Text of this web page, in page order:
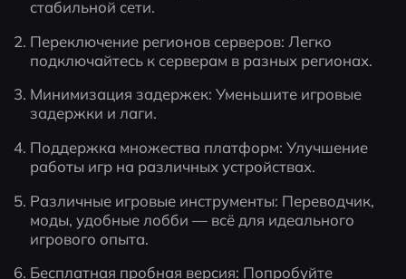
стабильной сети.
Переключение регионов серверов: Легко
подключайтесь к серверам в разных регионах.
Минимизация задержек: Уменьшите игровые
задержки и лаги.
Поддержка множества платформ: Улучшение
работы игр на различных устройствах.
Различные игровые инструменты: Переводчик,
моды, удобные лобби — всё для идеального
игрового опыта.
Бесплатная пробная версия: Попробуйте